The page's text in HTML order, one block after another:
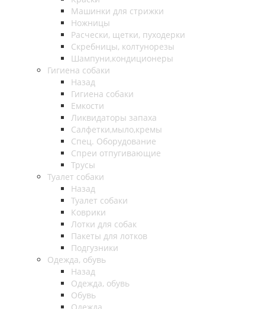
Машинки для стрижки
Ножницы
Расчески, щетки, пуходерки
Скребницы, колтунорезы
Шампуни,кондиционеры
Гигиена собаки
Назад
Гигиена собаки
Емкости
Ликвидаторы запаха
Салфетки,мыло,кремы
Спец. Оборудование
Спреи отпугивающие
Трусы
Туалет собаки
Назад
Туалет собаки
Коврики
Лотки для собак
Пакеты для лотков
Подгузники
Одежда, обувь
Назад
Одежда, обувь
Обувь